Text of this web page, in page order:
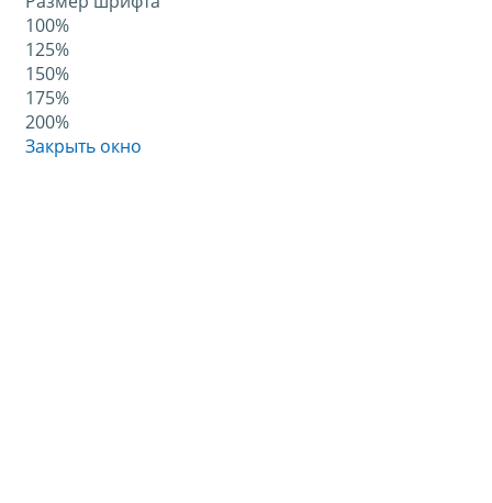
100%
125%
150%
175%
200%
Закрыть окно